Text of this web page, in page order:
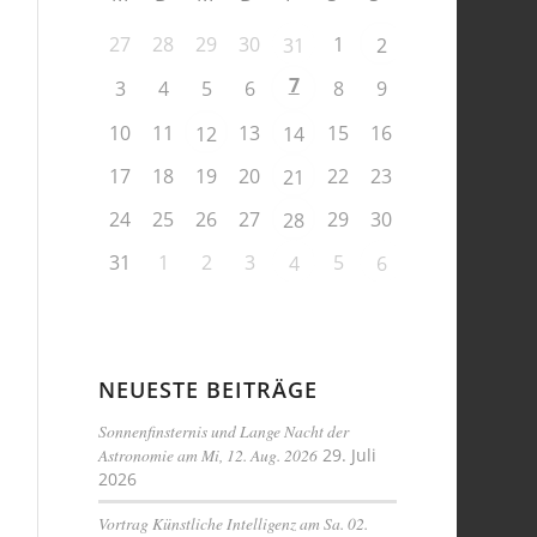
27
28 29 30 31 1
2
3
4 5 6 7 8
9
10
11 12 13 14 15
16
17
18 19 20 21 22
23
24
25 26 27 28 29
30
31
1 2 3 4 5 6
NEUESTE BEITRÄGE
Sonnenfinsternis und Lange Nacht der
Astronomie am Mi, 12. Aug. 2026 29. Juli
2026
Vortrag Künstliche Intelligenz am Sa. 02.